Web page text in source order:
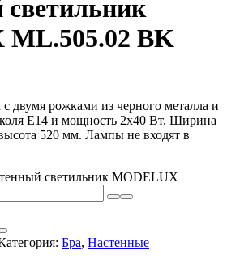
BK
двумя рожками из черного металла и
Е14 и мощность 2x40 Вт. Ширина
520 мм. Лампы не входят в
светильник MODELUX
Бра, Настенные